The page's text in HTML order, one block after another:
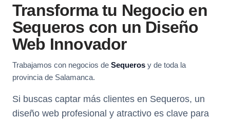
Transforma tu Negocio en
Sequeros con un Diseño
Web Innovador
Trabajamos con negocios de Sequeros y de toda la
provincia de Salamanca.
Si buscas captar más clientes en Sequeros, un
diseño web profesional y atractivo es clave para